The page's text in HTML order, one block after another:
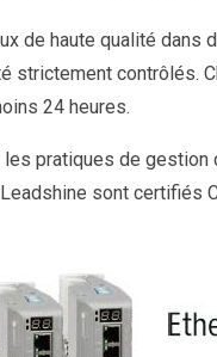
de haute qualité dans
strictement contrôlés.
24 heures.
pratiques de gestion
sont certifiés